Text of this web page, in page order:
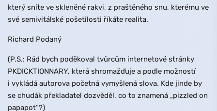
který sníte ve skleněné rakvi, z praštěného snu, kterému ve
své semivitálské pošetilosti říkáte realita.
Richard Podaný
(P.S.: Rád bych poděkoval tvůrcům internetové stránky
PKDICKTIONNARY, která shromažďuje a podle možností
i vykládá autorova početná vymyšlená slova. Kde jinde by
se chudák překladatel dozvěděl, co to znamená „pizzled on
papapot“?)